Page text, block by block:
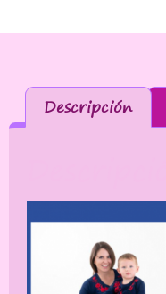
Descripción